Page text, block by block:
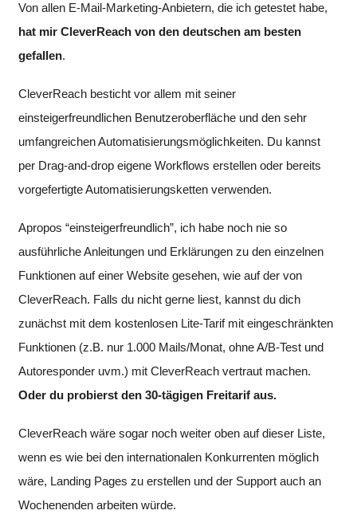
Von allen E-Mail-Marketing-Anbietern, die ich getestet habe,
hat mir CleverReach von den deutschen am besten
gefallen.
CleverReach besticht vor allem mit seiner
einsteigerfreundlichen Benutzeroberfläche und den sehr
umfangreichen Automatisierungsmöglichkeiten. Du kannst
per Drag-and-drop eigene Workflows erstellen oder bereits
vorgefertigte Automatisierungsketten verwenden.
Apropos “einsteigerfreundlich”, ich habe noch nie so
ausführliche Anleitungen und Erklärungen zu den einzelnen
Funktionen auf einer Website gesehen, wie auf der von
CleverReach. Falls du nicht gerne liest, kannst du dich
zunächst mit dem kostenlosen Lite-Tarif mit eingeschränkten
Funktionen (z.B. nur 1.000 Mails/Monat, ohne A/B-Test und
Autoresponder uvm.) mit CleverReach vertraut machen.
Oder du probierst den 30-tägigen Freitarif aus.
CleverReach wäre sogar noch weiter oben auf dieser Liste,
wenn es wie bei den internationalen Konkurrenten möglich
wäre, Landing Pages zu erstellen und der Support auch an
Wochenenden arbeiten würde.